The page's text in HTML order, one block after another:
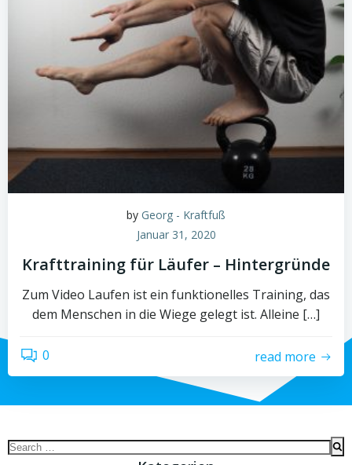
by Georg - Kraftfuß
Januar 31, 2020
Krafttraining für Läufer – Hintergründe
Zum Video Laufen ist ein funktionelles Training, das
dem Menschen in die Wiege gelegt ist. Alleine […]
0 read more
Search